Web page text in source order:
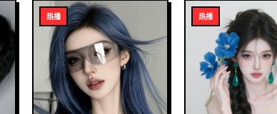
热播 热播